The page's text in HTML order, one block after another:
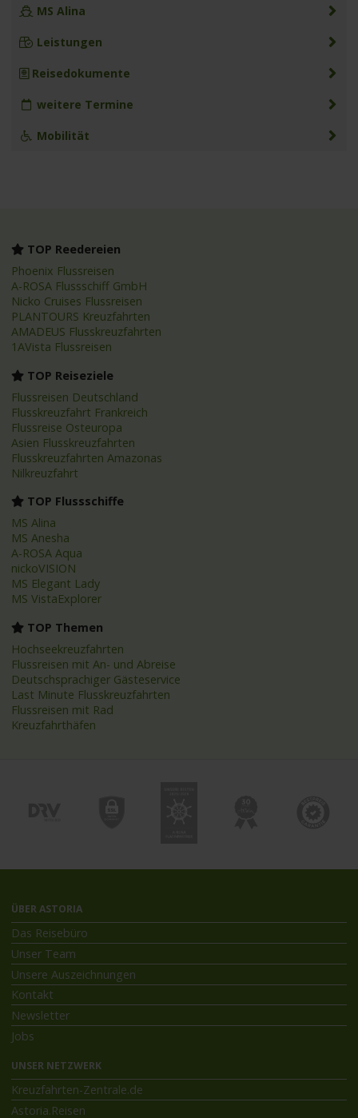
MS Alina
Leistungen
Reisedokumente
weitere Termine
Mobilität
TOP Reedereien
Phoenix Flussreisen
A-ROSA Flussschiff GmbH
Nicko Cruises Flussreisen
PLANTOURS Kreuzfahrten
AMADEUS Flusskreuzfahrten
1AVista Flussreisen
TOP Reiseziele
Flussreisen Deutschland
Flusskreuzfahrt Frankreich
Flussreise Osteuropa
Asien Flusskreuzfahrten
Flusskreuzfahrten Amazonas
Nilkreuzfahrt
TOP Flussschiffe
MS Alina
MS Anesha
A-ROSA Aqua
nickoVISION
MS Elegant Lady
MS VistaExplorer
TOP Themen
Hochseekreuzfahrten
Flussreisen mit An- und Abreise
Deutschsprachiger Gästeservice
Last Minute Flusskreuzfahrten
Flussreisen mit Rad
Kreuzfahrthäfen
ÜBER ASTORIA
Das Reisebüro
Unser Team
Unsere Auszeichnungen
Kontakt
Newsletter
Jobs
UNSER NETZWERK
Kreuzfahrten-Zentrale.de
Astoria.Reisen